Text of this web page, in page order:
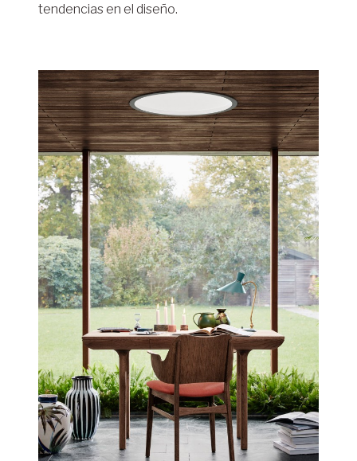
tendencias en el diseño.